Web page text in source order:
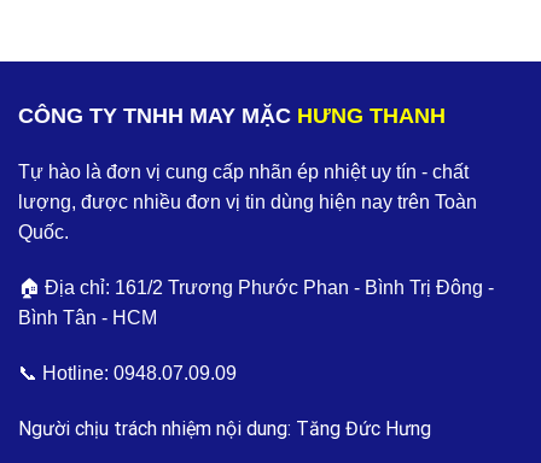
CÔNG TY TNHH MAY MẶC HƯNG THANH
Tự hào là đơn vị cung cấp nhãn ép nhiệt uy tín - chất
lượng, được nhiều đơn vị tin dùng hiện nay trên Toàn
Quốc.
🏠 Địa chỉ: 161/2 Trương Phước Phan - Bình Trị Đông -
Bình Tân - HCM
📞 Hotline: 0948.07.09.09
Người chịu trách nhiệm nội dung: Tăng Đức Hưng